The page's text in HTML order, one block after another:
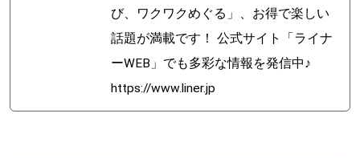
び、ワクワクめぐる」、お得で楽しい
話題が満載です！ 公式サイト「ライナ
ーWEB」でも多彩な情報を発信中♪
https://www.liner.jp